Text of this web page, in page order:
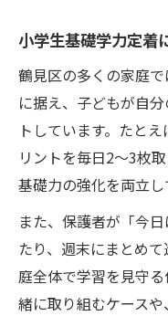
小学生基礎学力定着
鶴見区の多くの家庭
に据え、子どもが自
トしています。たと
リントを毎日2〜3枚
基礎力の強化を両立し
また、保護者が「今
たり、週末にまとめ
庭全体で学習を見守
緒に取り組むケース